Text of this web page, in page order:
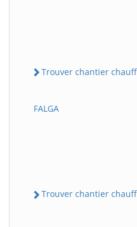
Trouver chantier
FALGA
Trouver chantier